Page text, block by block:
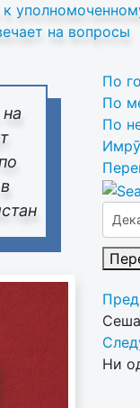
на вопросы
По
По
По
Ни